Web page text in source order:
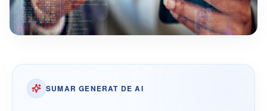
SUMAR GENERAT DE AI